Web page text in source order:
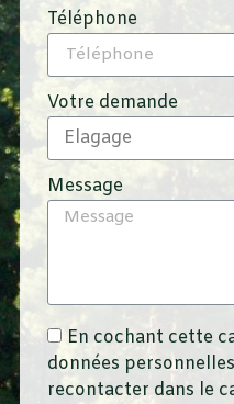
Téléphone
Votre demande
Message
En cochant cette
données
recontacter dans le